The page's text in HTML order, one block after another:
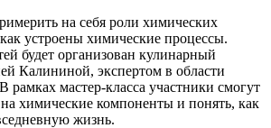
на себя роли химических
устроены химические процессы.
будет организован кулинарный
Калининой, экспертом в области
мастер-класса участники смогут
химические компоненты и понять, как
жизнь.